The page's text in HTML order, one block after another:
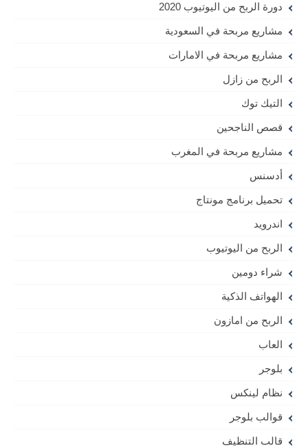
دورة الربح من اليوتيوب 2020
مشاريع مربحة في السعودية
مشاريع مربحة في الامارات
الربح من زازل
التيك توك
قصص الناجحين
مشاريع مربحة في المغرب
أدسنس
تحميل برنامج مونتاج
اندرويد
الربح من اليوتيوب
شراء دومين
الهواتف الذكية
الربح من امازون
العاب
بلوجر
نظام لينكس
قوالب بلوجر
قالب التنظيف